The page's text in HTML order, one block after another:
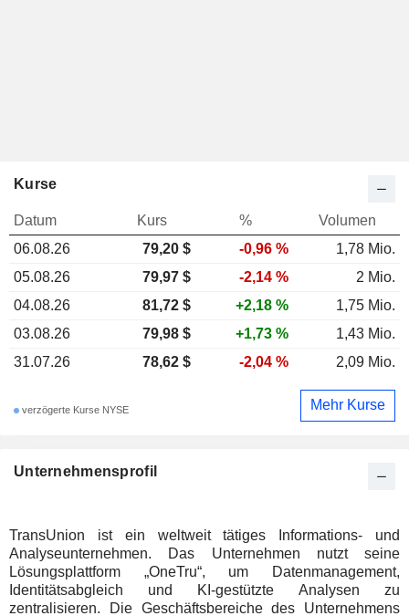
Unternehmensprofil
TransUnion ist ein weltweit tätiges Informations- und
Analyseunternehmen. Das Unternehmen nutzt seine
Lösungsplattform „OneTru“, um Datenmanagement,
Identitätsabgleich und KI-gestützte Analysen zu
zentralisieren. Die Geschäftsbereiche des Unternehmens
Kurse
Datum Kurs %
Volumen
06.08.26
79,20 $ -0,96 %
1,78 Mio.
05.08.26
79,97 $ -2,14 %
2 Mio.
04.08.26
81,72 $ +2,18 %
1,75 Mio.
03.08.26
79,98 $ +1,73 %
1,43 Mio.
31.07.26
78,62 $ -2,04 % 2,09 Mio.
verzögerte Kurse NYSE Mehr Kurse